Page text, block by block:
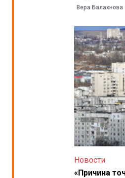
Вера Балахнова
Новости
«Причина